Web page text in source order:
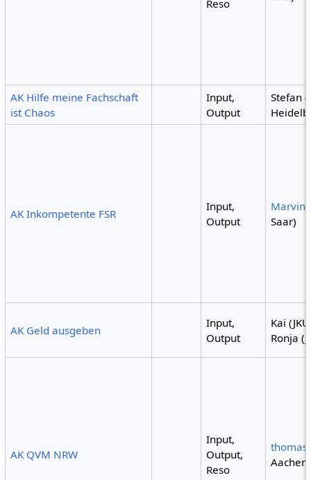
Reso
AK Hilfe meine Fachschaft
ist Chaos
Input,
Output
Stefan
AK Inkompetente FSR
Input,
Output
Marvin
Saar)
AK Geld ausgeben
Input,
Output
Kai
Ronja
AK QVM NRW
Input,
Output,
Reso
thomas
Aachen)